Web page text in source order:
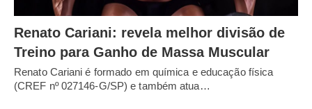
Renato Cariani: revela melhor divisão de
Treino para Ganho de Massa Muscular
Renato Cariani é formado em química e educação física
(CREF nº 027146-G/SP) e também atua…